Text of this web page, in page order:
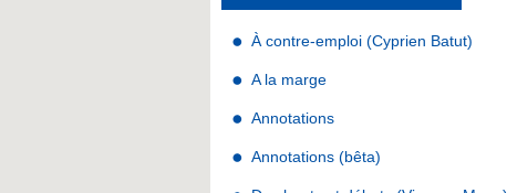
À contre-emploi (Cyprien Batut)
A la marge
Annotations
Annotations (bêta)